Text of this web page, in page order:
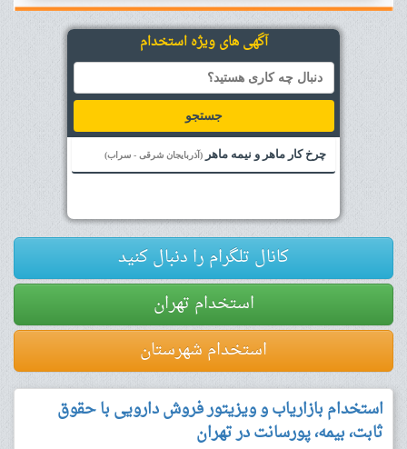
آگهی های ویژه استخدام
جستجو
چرخ کار ماهر و نیمه ماهر (آذربایجان شرقی - سراب)
کانال تلگرام را دنبال کنید
استخدام تهران
استخدام شهرستان
استخدام بازاریاب و ویزیتور فروش دارویی با حقوق
ثابت، بیمه، پورسانت در تهران